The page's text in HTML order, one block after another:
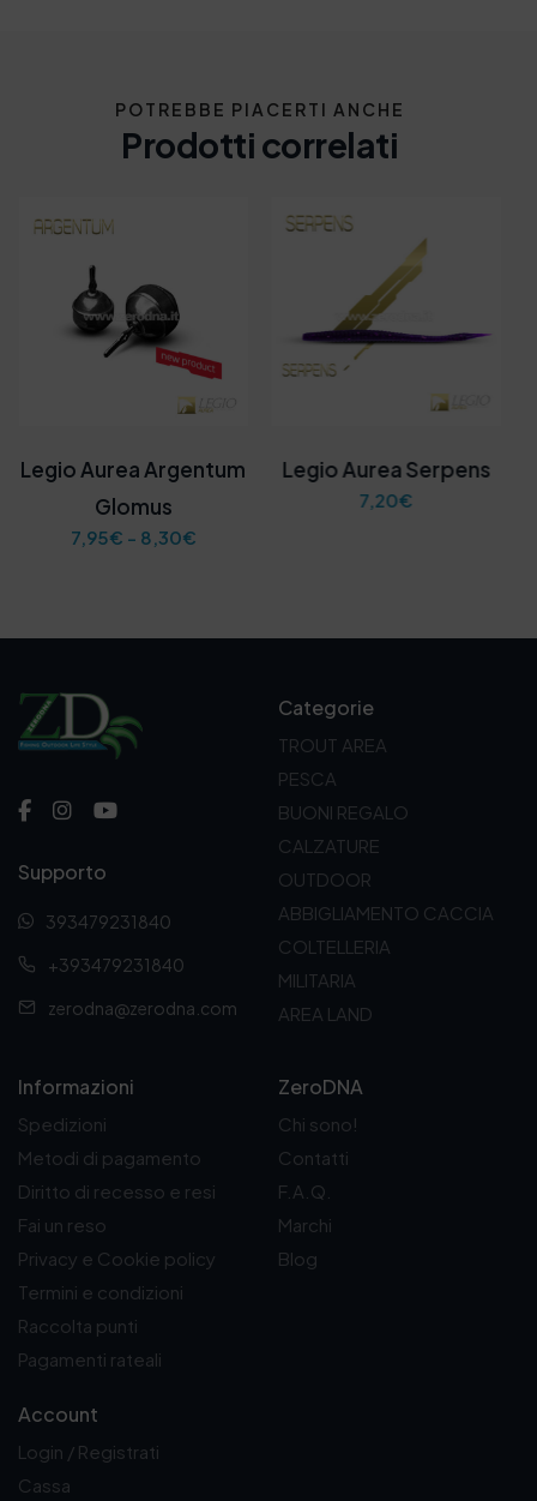
POTREBBE PIACERTI ANCHE
Prodotti correlati
Aurea Argentum
Glomus
- 8,30 € F
p
7
9
€
€
Legio Aurea Serpens T3
Supporto
393479231840
+393479231840
zerodna@zerodna.com
Categorie
TROUT AREA
PESCA
BUONI REGALO
CALZATURE
OUTDOOR
ABBIGLIAMENTO CACCIA
COLTELLERIA
MILITARIA
AREA LAND
Informazioni
Spedizioni
Metodi di pagamento
Diritto di recesso e resi
Fai un reso
Privacy e Cookie policy
Termini e condizioni
Raccolta punti
Pagamenti rateali
Account
Login / Registrati
Cassa
ZeroDNA
Chi sono!
Contatti
F.A.Q.
Marchi
Blog